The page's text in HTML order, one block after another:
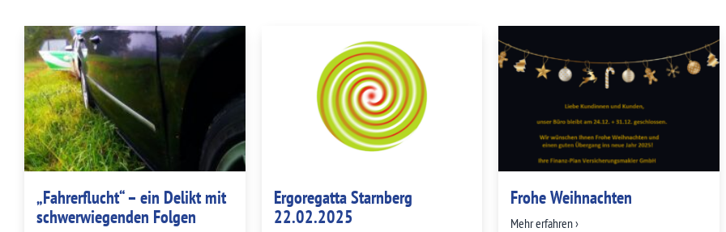
„Fahrerflucht“ – ein Delikt mit
schwerwiegenden Folgen
Ergoregatta Starnberg
22.02.2025
Frohe Weihnachten
Mehr erfahren ›